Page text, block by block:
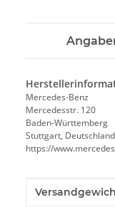
Mercedes-Benz
Mercedesstr. 120
Baden-Württemberg
Stuttgart,
https://
Wert